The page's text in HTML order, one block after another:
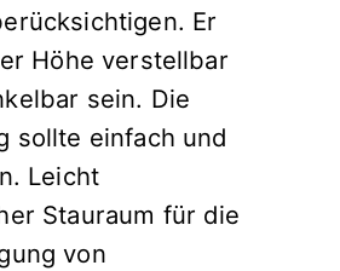
Er
Höhe verstellbar
sein. Die
sollte einfach und
Leicht
Stauraum für die
von